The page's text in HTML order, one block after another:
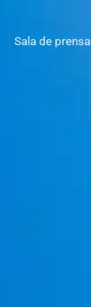
Sala de prensa